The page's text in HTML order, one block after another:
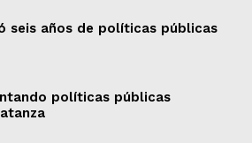
seis años de políticas públicas
políticas públicas